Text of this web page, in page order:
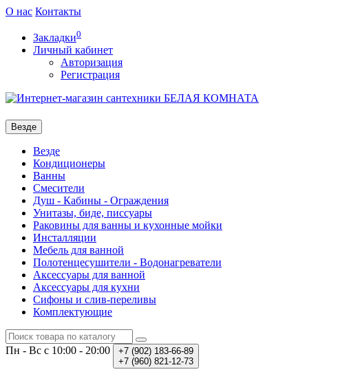
О нас Контакты
Закладки0
Личный кабинет
Авторизация
Регистрация
Везде
Везде
Кондиционеры
Ванны
Смесители
Душ - Кабины - Ограждения
Унитазы, биде, писсуары
Раковины для ванны и кухонные мойки
Инсталляции
Мебель для ванной
Полотенцесушители - Водонагреватели
Аксессуары для ванной
Аксессуары для кухни
Сифоны и слив-переливы
Комплектующие
Пн - Вс с 10:00 - 20:00 +7 (902) 183-66-89
+7 (960) 821-12-73